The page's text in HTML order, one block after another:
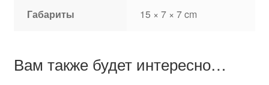
Габариты 15 × 7 × 7 cm
Вам также будет интересно…